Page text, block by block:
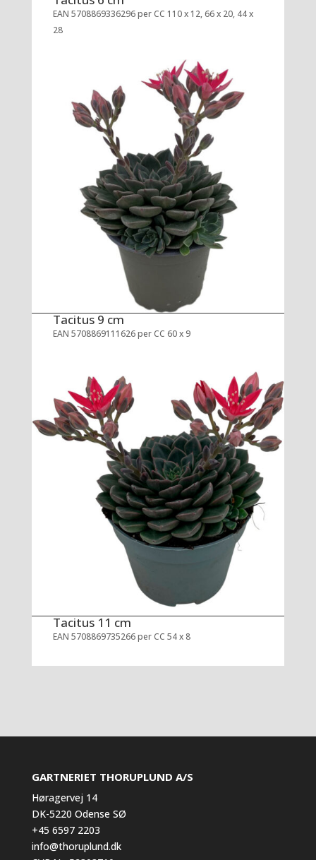
EAN 5708869336296 per CC 110 x 12, 66 x 20, 44 x
28
Tacitus 9 cm
EAN 5708869111626 per CC 60 x 9
Tacitus 11 cm
EAN 5708869735266 per CC 54 x 8
GARTNERIET THORUPLUND A/S
Høragervej 14
DK-5220 Odense SØ
+45 6597 2203
info@thoruplund.dk